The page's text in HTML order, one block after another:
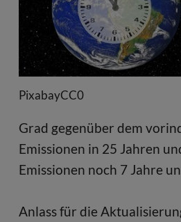
PixabayCC0
Grad gegenüber dem
Emissionen in 25 Jahren
Emissionen noch 7 Jahre
Anlass für die